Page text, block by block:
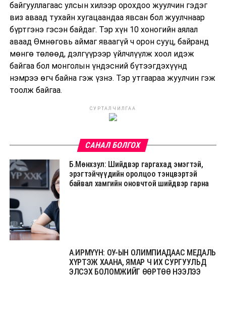
байгууллагаас улсын хилээр орохдоо жуулчин гэдэг
виз аваад тухайн хугацаандаа явсан бол жуулчнаар
бүртгэнэ гэсэн байдаг. Тэр хүн 10 хоногийн аялал
аваад Өмнөговь аймаг яваагүй ч орон сууц, байранд
мөнгө төлөөд, дэлгүүрээр үйлчлүүлж хоол идэж
байгаа бол монголын үндэсний бүтээгдэхүүнд
нэмрээ өгч байна гэж үзнэ. Тэр утгаараа жуулчин гэж
тоолж байгаа.
СУРТАЛЧИЛГАА
САНАЛ БОЛГОХ
Б.Мөнхзул: Шийдвэр гаргахад эмэгтэй,
эрэгтэйчүүдийн оролцоо тэнцвэртэй
байвал хамгийн оновчтой шийдвэр гарна
А.ИРМҮҮН: ОУ-ЫН ОЛИМПИАДААС МЕДАЛЬ
ХҮРТЭЖ ХААНА, ЯМАР Ч ИХ СУРГУУЛЬД
ЭЛСЭХ БОЛОМЖИЙГ ӨӨРТӨӨ НЭЭЛЭЭ